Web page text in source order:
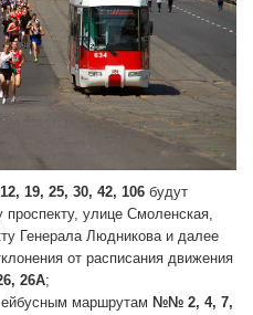
19, 25, 30, 42, 106 будут
улице Смоленская,
Генерала Людникова и далее
от расписания движения
26А;
маршрутам №№ 2, 4, 7,